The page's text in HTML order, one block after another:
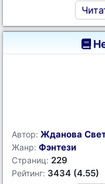
Автор: Жданова
Жанр: Фэнтези
Страниц: 229
Рейтинг: 3434 (4.55)